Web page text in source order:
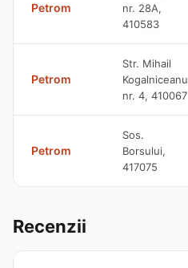
Petrom
nr. 28A,
410583
Petrom
Str. Mihail
Kogalniceanu
nr. 4, 410067
Petrom
Sos.
Borsului,
417075
Recenzii